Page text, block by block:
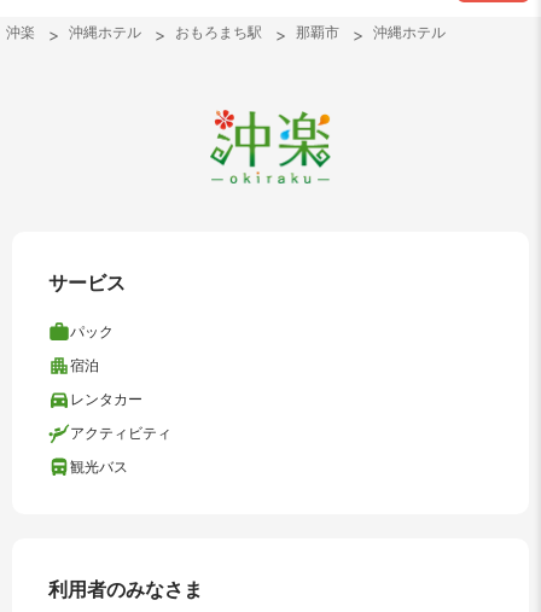
沖楽 沖縄ホテル おもろまち駅 那覇市 沖縄ホテル
サービス
パック
宿泊
レンタカー
アクティビティ
観光バス
利用者のみなさま